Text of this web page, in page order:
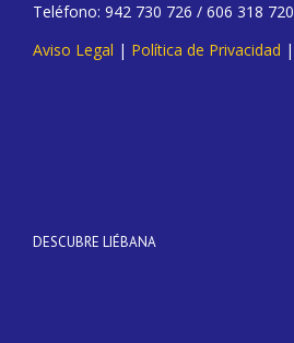
Teléfono: 942 730 726 / 606 318 720
Aviso Legal | Política de Privacidad |
DESCUBRE LIÉBANA